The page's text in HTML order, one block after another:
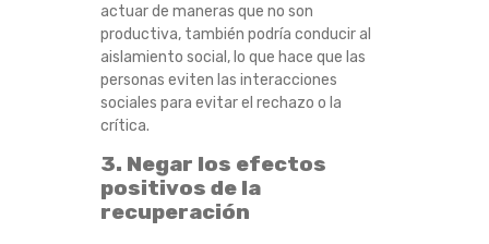
actuar de maneras que no son
productiva, también podría conducir al
aislamiento social, lo que hace que las
personas eviten las interacciones
sociales para evitar el rechazo o la
crítica.
3. Negar los efectos
positivos de la
recuperación